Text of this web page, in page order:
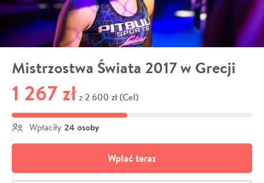
Mistrzostwa Świata 2017 w Grecji
1 267 zł z 2 600 zł (Cel)
Wpłaciły 24 osoby
Wpłać teraz